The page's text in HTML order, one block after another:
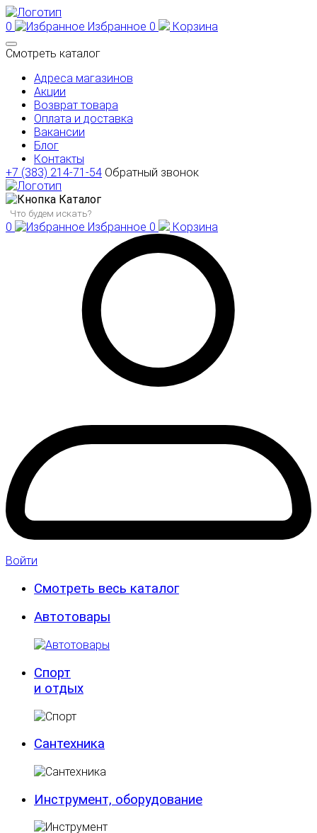
0 Избранное 0
Корзина
Смотреть каталог
Адреса магазинов
Акции
Возврат товара
Оплата и доставка
Вакансии
Блог
Контакты
+7 (383) 214-71-54 Обратный звонок
Каталог
0 Избранное 0 Корзина
Войти
Смотреть весь каталог
Автотовары
Спорт
и отдых
Сантехника
Инструмент, оборудование